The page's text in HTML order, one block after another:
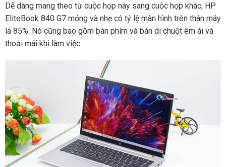
Dễ dàng mang theo từ cuộc họp này sang cuộc họp khác, HP
EliteBook 840 G7 mỏng và nhẹ có tỷ lệ màn hình trên thân máy
là 85%. Nó cũng bao gồm bàn phím và bàn di chuột êm ái và
thoải mái khi làm việc.